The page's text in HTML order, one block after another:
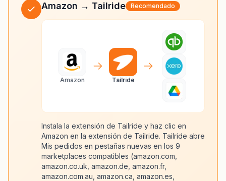
Amazon → Tailride Recomendado
Amazon Tailride
Instala la extensión de Tailride y haz clic en
Amazon en la extensión de Tailride. Tailride abre
Mis pedidos en pestañas nuevas en los 9
marketplaces compatibles (amazon.com,
amazon.co.uk, amazon.de, amazon.fr,
amazon.com.au, amazon.ca, amazon.es,